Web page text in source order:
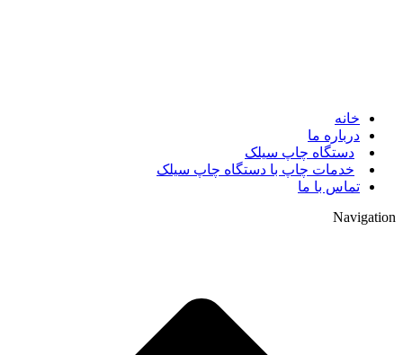
خانه
درباره ما
دستگاه چاپ سیلک
خدمات چاپ با دستگاه چاپ سیلک
تماس با ما
Navigation